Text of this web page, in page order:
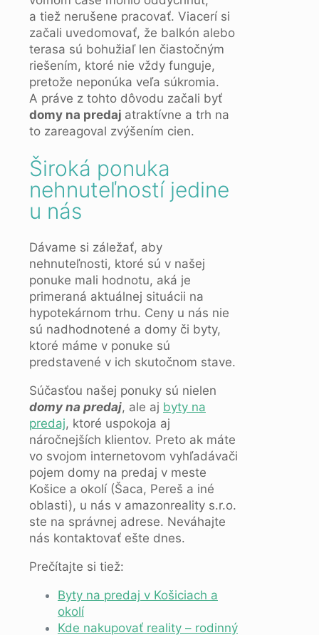
a tiež nerušene pracovať. Viacerí si
začali uvedomovať, že balkón alebo
terasa sú bohužiaľ len čiastočným
riešením, ktoré nie vždy funguje,
pretože neponúka veľa súkromia.
A práve z tohto dôvodu začali byť
domy na predaj atraktívne a trh na
to zareagoval zvýšením cien.
Široká ponuka
nehnuteľností jedine
u nás
Dávame si záležať, aby
nehnuteľnosti, ktoré sú v našej
ponuke mali hodnotu, aká je
primeraná aktuálnej situácii na
hypotekárnom trhu. Ceny u nás nie
sú nadhodnotené a domy či byty,
ktoré máme v ponuke sú
predstavené v ich skutočnom stave.
Súčasťou našej ponuky sú nielen
domy na predaj, ale aj byty na
predaj, ktoré uspokoja aj
náročnejších klientov. Preto ak máte
vo svojom internetovom vyhľadávači
pojem domy na predaj v meste
Košice a okolí (Šaca, Pereš a iné
oblasti), u nás v amazonreality s.r.o.
ste na správnej adrese. Neváhajte
nás kontaktovať ešte dnes.
Prečítajte si tiež:
Byty na predaj v Košiciach a
okolí
Kde nakupovať reality – rodinný